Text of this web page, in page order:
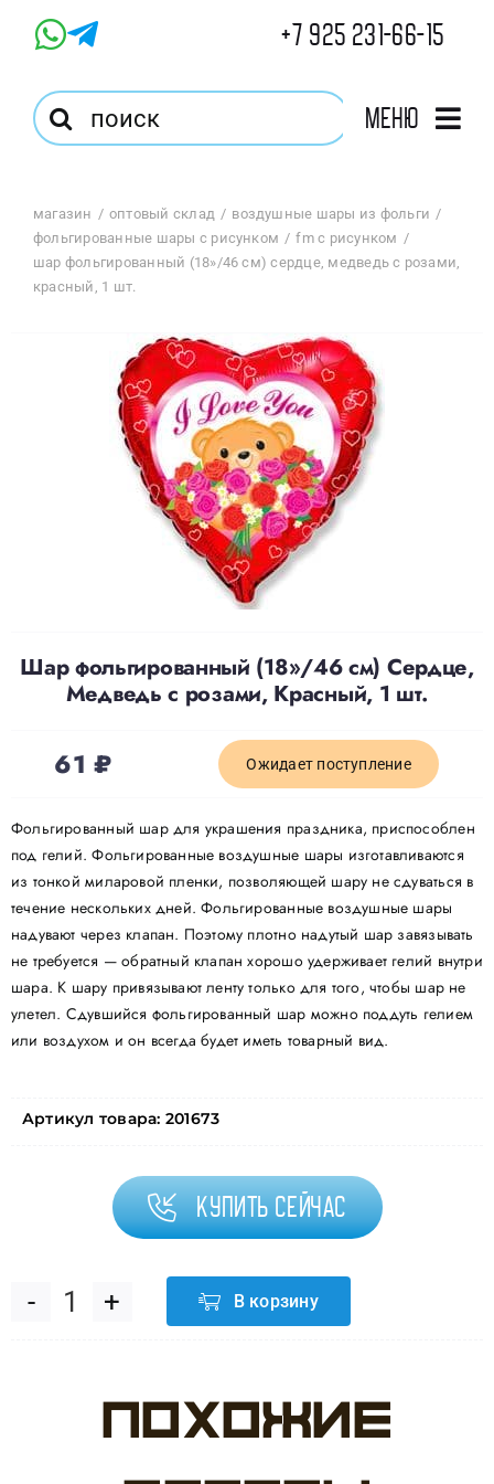
+7 925 231-66-15
Результат
поиска:
Меню
Магазин
Оптовый Магазин
Корзина
Избранное
Отзывы
Контакты
Политика конфиденциальности
магазин оптовый склад
воздушные шары из фольги
фольгированные шары с рисунком
fm с рисунком
шар фольгированный (18»/46 см) сердце, медведь с розами,
красный, 1 шт.
Шар фольгированный (18»/46 см) Сердце,
Медведь с розами, Красный, 1 шт.
61₽ Ожидает поступление
Фольгированный шар для украшения праздника, приспособлен
под гелий. Фольгированные воздушные шары изготавливаются
из тонкой миларовой пленки, позволяющей шару не сдуваться в
течение нескольких дней. Фольгированные воздушные шары
надувают через клапан. Поэтому плотно надутый шар завязывать
не требуется — обратный клапан хорошо удерживает гелий внутри
шара. К шару привязывают ленту только для того, чтобы шар не
улетел. Сдувшийся фольгированный шар можно поддуть гелием
или воздухом и он всегда будет иметь товарный вид.
Артикул товара: 201673
Купить сейчас
Количество
Шар
В корзину
Похожие